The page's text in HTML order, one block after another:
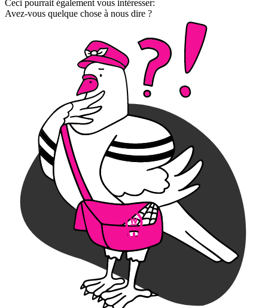
Ceci pourrait également vous intéresser:
Avez-vous quelque chose à nous dire ?